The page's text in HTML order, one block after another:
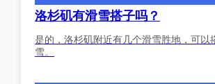
洛杉矶有滑雪搭子吗？
是的，洛杉矶附近有几个滑雪胜地，可以
雪。